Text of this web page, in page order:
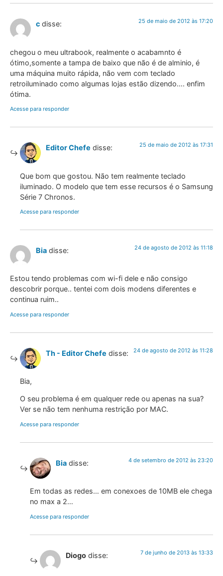
c disse: 25 de maio de 2012 às 17:20
chegou o meu ultrabook, realmente o acabamnto é
ótimo,somente a tampa de baixo que não é de alminio, é
uma máquina muito rápida, não vem com teclado
retroiluminado como algumas lojas estão dizendo…. enfim
ótima.
Acesse para responder
Editor Chefe disse: 25 de maio de 2012 às 17:31
Que bom que gostou. Não tem realmente teclado
iluminado. O modelo que tem esse recursos é o Samsung
Série 7 Chronos.
Acesse para responder
Bia disse: 24 de agosto de 2012 às 11:18
Estou tendo problemas com wi-fi dele e não consigo
descobrir porque.. tentei com dois modens diferentes e
continua ruim..
Acesse para responder
Th - Editor Chefe disse: 24 de agosto de 2012 às 11:28
Bia,
O seu problema é em qualquer rede ou apenas na sua?
Ver se não tem nenhuma restrição por MAC.
Acesse para responder
Bia disse: 4 de setembro de 2012 às 23:20
Em todas as redes… em conexoes de 10MB ele chega
no max a 2…
Acesse para responder
Diogo disse: 7 de junho de 2013 às 13:33